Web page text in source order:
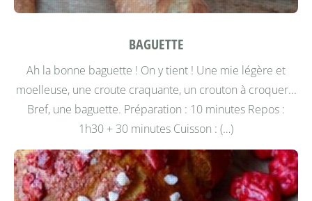
BAGUETTE
Ah la bonne baguette ! On y tient ! Une mie légère et
moelleuse, une croute craquante, un crouton à croquer...
Bref, une baguette. Préparation : 10 minutes Repos :
1h30 + 30 minutes Cuisson : (…)